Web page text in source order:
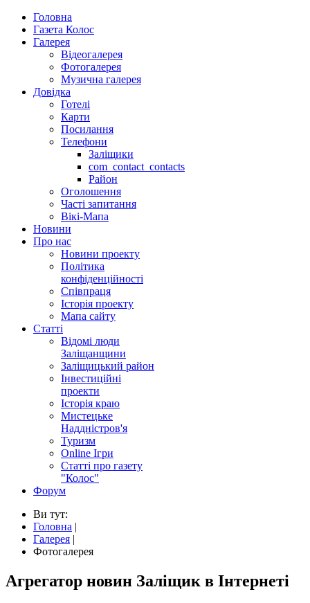
Головна
Газета Колос
Галерея
Відеогалерея
Фотогалерея
Музична галерея
Довідка
Готелі
Карти
Посилання
Телефони
Заліщики
com_contact_contacts
Район
Оголошення
Часті запитання
Вікі-Мапа
Новини
Про нас
Новини проекту
Політика
конфіденційності
Співпраця
Історія проекту
Мапа сайту
Статті
Відомі люди
Заліщанщини
Заліщицький район
Інвестиційні
проекти
Історія краю
Мистецьке
Наддністров'я
Туризм
Online Ігри
Статті про газету
"Колос"
Форум
Ви тут:
Головна |
Галерея |
Фотогалерея
Агрегатор новин Заліщик в Інтернеті